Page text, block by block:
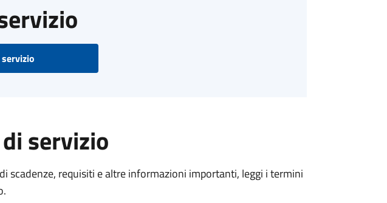
servizio
scadenze, requisiti e altre informazioni importanti, leggi i termini